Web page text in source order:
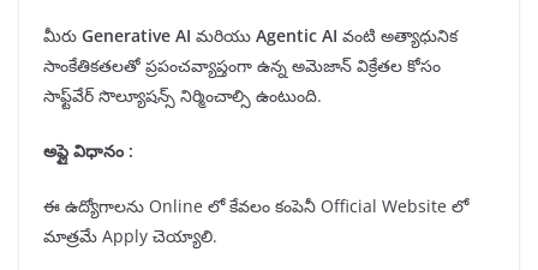
మీరు Generative AI మరియు Agentic AI వంటి అత్యాధునిక
సాంకేతికతలతో ప్రపంచవ్యాప్తంగా ఉన్న అమెజాన్ విక్రేతల కోసం
సాఫ్ట్‌వేర్ సొల్యూషన్స్ నిర్మించాల్సి ఉంటుంది.
అప్లై విధానం :
ఈ ఉద్యోగాలను Online లో కేవలం కంపెనీ Official Website లో
మాత్రమే Apply చెయ్యాలి.